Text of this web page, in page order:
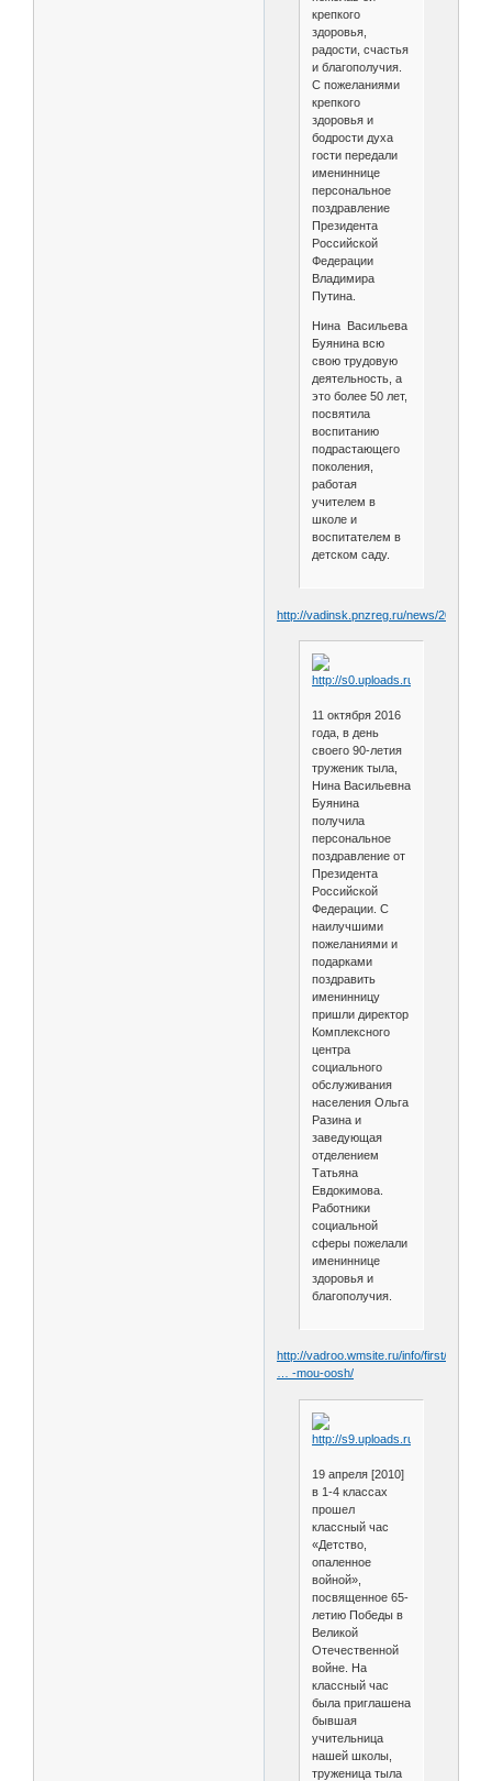
крепкого
здоровья,
радости, счастья
и благополучия.
С пожеланиями
крепкого
здоровья и
бодрости духа
гости передали
имениннице
персональное
поздравление
Президента
Российской
Федерации
Владимира
Путина.
Нина Васильева
Буянина всю
свою трудовую
деятельность, а
это более 50 лет,
посвятила
воспитанию
подрастающего
поколения,
работая
учителем в
школе и
воспитателем в
детском саду.
http://vadinsk.pnzreg.ru/news/2016/10/
11 октября 2016
года, в день
своего 90-летия
труженик тыла,
Нина Васильевна
Буянина
получила
персональное
поздравление от
Президента
Российской
Федерации. С
наилучшими
пожеланиями и
подарками
поздравить
именинницу
пришли директор
Комплексного
центра
социального
обслуживания
населения Ольга
Разина и
заведующая
отделением
Татьяна
Евдокимова.
Работники
социальной
сферы пожелали
имениннице
здоровья и
благополучия.
http://vadroo.wmsite.ru/info/first/novo
… -mou-oosh/
19 апреля [2010]
в 1-4 классах
прошел
классный час
«Детство,
опаленное
войной»,
посвященное 65-
летию Победы в
Великой
Отечественной
войне. На
классный час
была приглашена
бывшая
учительница
нашей школы,
труженица тыла